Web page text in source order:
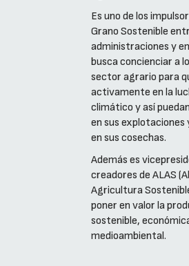
Es uno de los
Grano Sostenible
administraciones y
busca concienciar a
sector agrario para
activamente en la
climático y así
en sus
en sus cosechas.
Además es
creadores de ALAS
Agricultura
poner en valor la
sostenible,
medioambiental.